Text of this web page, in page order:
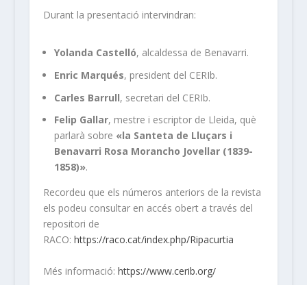
Durant la presentació intervindran:
Yolanda Castelló, alcaldessa de Benavarri.
Enric Marqués, president del CERIb.
Carles Barrull, secretari del CERIb.
Felip Gallar, mestre i escriptor de Lleida, què
parlarà sobre «la Santeta de Lluçars i
Benavarri Rosa Morancho Jovellar (1839-
1858)».
Recordeu que els números anteriors de la revista
els podeu consultar en accés obert a través del
repositori de
RACO: https://raco.cat/index.php/Ripacurtia
Més informació: https://www.cerib.org/